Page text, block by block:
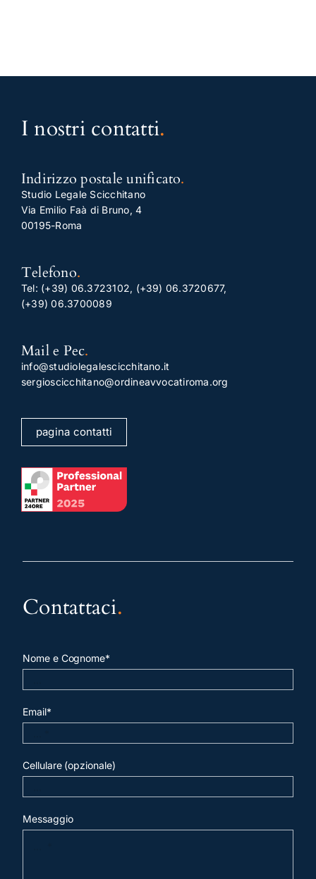
I nostri contatti.
Indirizzo postale unificato.
Studio Legale Scicchitano
Via Emilio Faà di Bruno, 4
00195-Roma
Telefono.
Tel: (+39) 06.3723102, (+39) 06.3720677,
(+39) 06.3700089
Mail e Pec.
info@studiolegalescicchitano.it
sergioscicchitano@ordineavvocatiroma.org
pagina contatti
Contattaci.
Nome e Cognome*
Email*
Cellulare (opzionale)
Messaggio